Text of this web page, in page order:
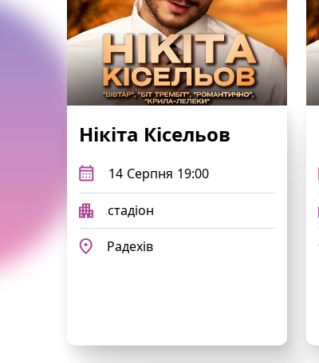
Нікіта Кісельов
14 Серпня 19:00
стадіон
Радехів